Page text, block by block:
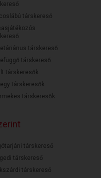
társkereső
társkereső
társkereső
társkeresők
társkeresők
társkeresők
társkereső
társkereső
társkereső